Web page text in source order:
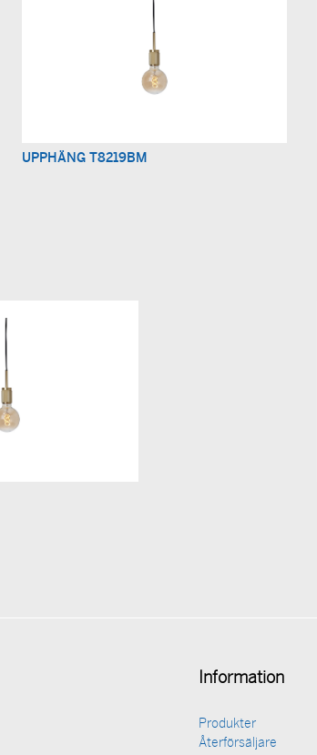
UPPHÄNG T8219BM
Information
Produkter
Återförsäljare